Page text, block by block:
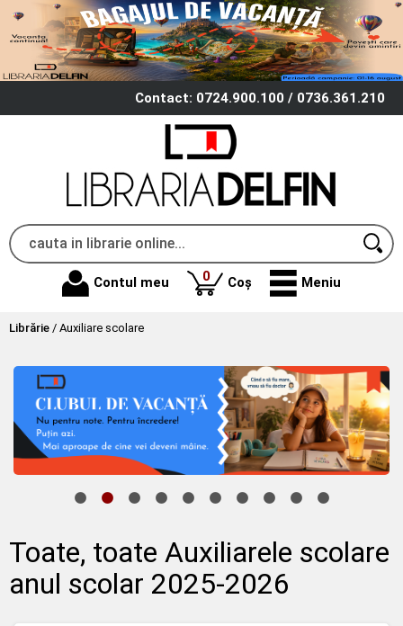
Contact: 0724.900.100 / 0736.361.210
Contul meu 0produse
Coș Meniu
Librărie / Auxiliare scolare
Toate, toate Auxiliarele scolare
anul scolar 2025-2026